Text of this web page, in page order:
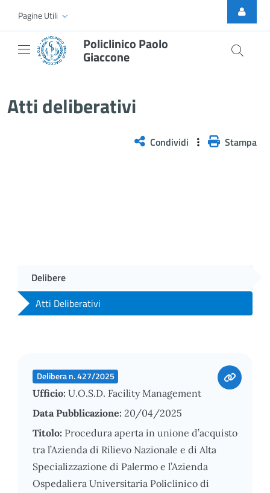
Skip to Main Content
Pagine Utili
Policlinico Paolo
Giaccone
Atti deliberativi
Condividi Stampa
Delibere
Atti Deliberativi
Delibera n. 427/2025
Ufficio: U.O.S.D. Facility Management
Data Pubblicazione: 20/04/2025
Titolo: Procedura aperta in unione d’acquisto
tra l’Azienda di Rilievo Nazionale e di Alta
Specializzazione di Palermo e l’Azienda
Ospedaliera Universitaria Policlinico di